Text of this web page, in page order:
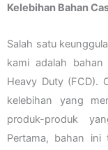
Kelebihan Bahan
Salah satu
kami adalah
Heavy Duty (FCD).
kelebihan yang
produk-produk
Pertama, bahan ini